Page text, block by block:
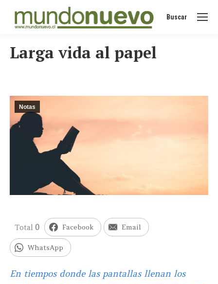
Buscar:
Buscar
Larga vida al papel
Notas
Total 0 Facebook Email
WhatsApp
En tiempos donde las pantallas llenan los